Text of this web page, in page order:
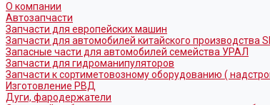
О компании
Автозапчасти
Запчасти для европейских машин
Запчасти для автомобилей китайского производства
Запасные части для автомобилей семейства УРАЛ
Запчасти для гидроманипуляторов
Запчасти к сортиметовозному оборудованию (
Изготовление РВД
Дуги, фародержатели